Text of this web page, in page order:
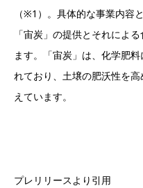
（※1）。具体的な事業内容
「宙炭」の提供とそれによ
ます。「宙炭」は、化学肥
れており、土壌の肥沃性を
えています。
プレリリースより引用